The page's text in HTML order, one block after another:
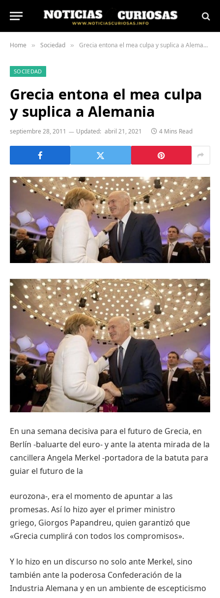
Home » Sociedad » Grecia entona el mea culpa y suplica a Alemania
SOCIEDAD
Grecia entona el mea culpa
y suplica a Alemania
septiembre 28, 2011 Updated: abril 21, 2021 4 Mins Read
En una semana decisiva para el futuro de Grecia, en
Berlín -baluarte del euro- y ante la atenta mirada de la
cancillera Angela Merkel -portadora de la batuta para
guiar el futuro de la
eurozona-, era el momento deapuntara las
promesas. Asílo hizo ayer el primer ministro
griego, Giorgos Papandreu, quien garantizó que
«Grecia cumplirá con todos los compromisos».
Y lo hizo en un discurso no solo ante Merkel, sino
también ante la poderosa Confederación de la
Industria Alemana y en un ambiente de escepticismo